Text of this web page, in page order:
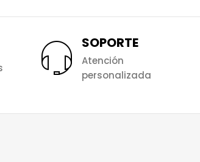
SOPORTE
Atención
personalizada